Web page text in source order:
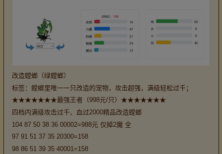
改造螳螂（绿螳螂）
标签：螳螂里唯一一只改造的宠物，攻击超强，满级轻松过千；
★★★★★★★最强王者（998元/只）★★★★★★★
四档内满级攻击过千、血过2000精品改造螳螂
104 87 50 38 36 00002=988元 仅掉2魔 全
97 91 51 37 35 20300=158
98 86 51 39 35 40001=158